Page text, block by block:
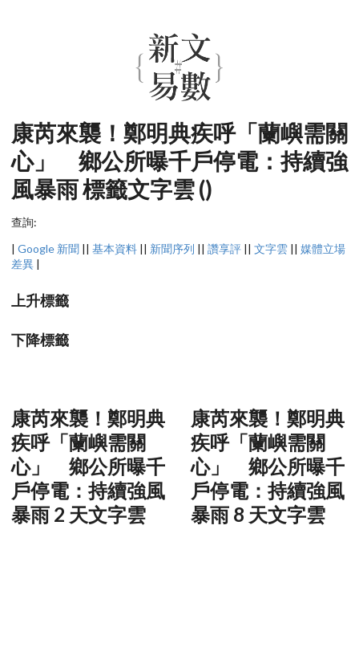
康芮來襲！鄭明典疾呼「蘭嶼需關
心」 鄉公所曝千戶停電：持續強
風暴雨 標籤文字雲 ()
查詢:
| Google 新聞 || 基本資料 || 新聞序列 || 讚享評 || 文字雲 || 媒體立場
差異 |
上升標籤
下降標籤
康芮來襲！鄭明典
疾呼「蘭嶼需關
心」 鄉公所曝千
戶停電：持續強風
暴雨 2 天文字雲
康芮來襲！鄭明典
疾呼「蘭嶼需關
心」 鄉公所曝千
戶停電：持續強風
暴雨 8 天文字雲